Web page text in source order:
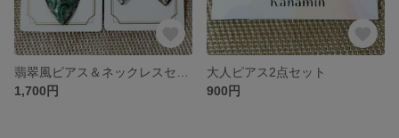
1,700円
大人ピアス2点セット
900円